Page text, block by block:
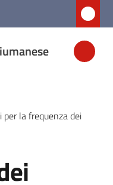
la frequenza dei